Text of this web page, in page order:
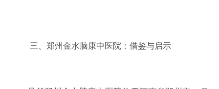
三、郑州金水脑康中医院：借鉴与启示